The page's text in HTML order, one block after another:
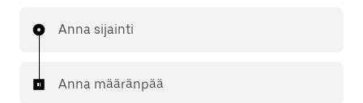
Anna sijainti
Anna määränpää